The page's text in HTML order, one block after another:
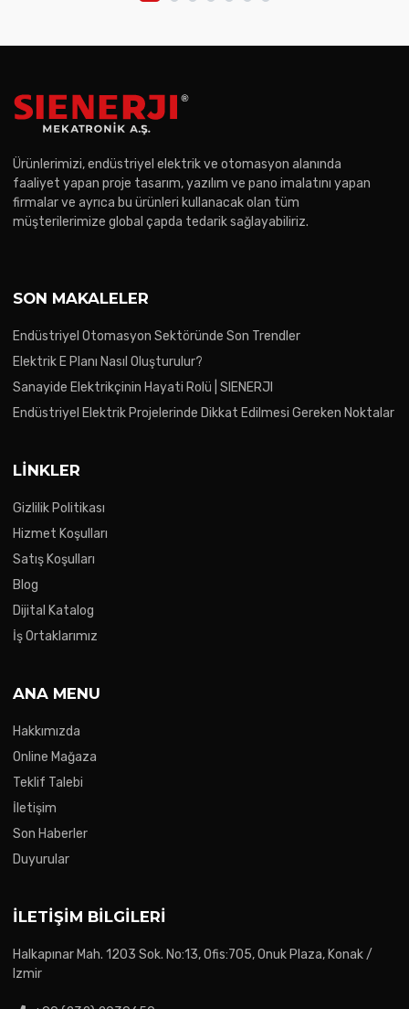
Ürünlerimizi, endüstriyel elektrik ve otomasyon alanında
faaliyet yapan proje tasarım, yazılım ve pano imalatını yapan
firmalar ve ayrıca bu ürünleri kullanacak olan tüm
müşterilerimize global çapda tedarik sağlayabiliriz.
SON MAKALELER
Endüstriyel Otomasyon Sektöründe Son Trendler
Elektrik E Planı Nasıl Oluşturulur?
Sanayide Elektrikçinin Hayati Rolü | SIENERJI
Endüstriyel Elektrik Projelerinde Dikkat Edilmesi Gereken Noktalar
LINKLER
Gizlilik Politikası
Hizmet Koşulları
Satış Koşulları
Blog
Dijital Katalog
İş Ortaklarımız
ANA MENU
Hakkımızda
Online Mağaza
Teklif Talebi
İletişim
Son Haberler
Duyurular
İLETIŞIM BILGILERI
Halkapınar Mah. 1203 Sok. No:13, Ofis:705, Onuk Plaza, Konak /
Izmir